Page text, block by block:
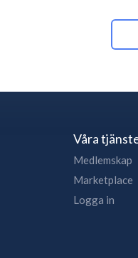
Våra
Medlemskap
Marketplace
Logga in